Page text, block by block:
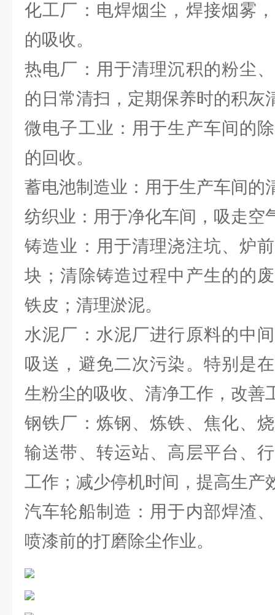
化工厂：电焊烟尘，焊接烟雾
的吸收。
热电厂：用于清理沉积的粉尘
的日常清扫，定期保养时的积灰
微电子工业：用于生产车间的
的回收。
蓄电池制造业：用于生产车间的
纺织业：用于净化车间，吸走空
铸造业：用于清理浇注坑、炉
块；清除铸造过程中产生的的
铁皮；清理淤泥。
水泥厂：水泥厂进行原料的中
吸送，避免二次污染。特别是
生粉尘的吸收、清净工作，改善
钢铁厂：炼钢、炼铁、焦化、
输送带、转运站、高层平台、
工作；减少停机时间，提高生产
汽车轮船制造：用于内部焊渣
喷漆前的打磨除尘作业。